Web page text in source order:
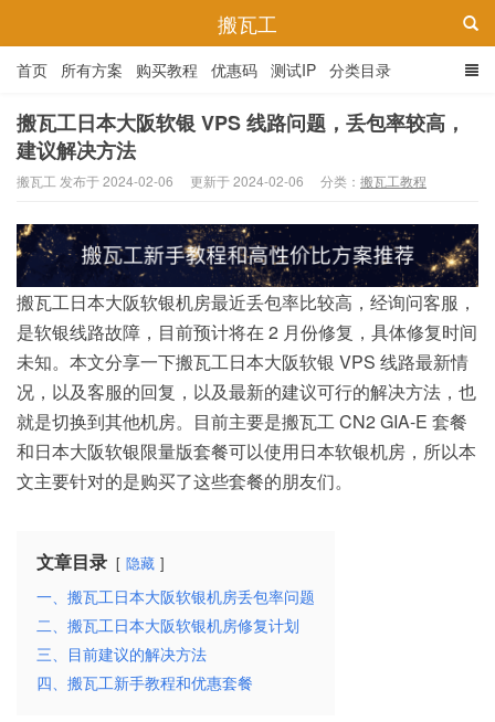
搬瓦工
首页 所有方案 购买教程 优惠码 测试IP 分类目录
搬瓦工日本大阪软银 VPS 线路问题，丢包率较高，
建议解决方法
搬瓦工 发布于 2024-02-06 更新于 2024-02-06 分类： 搬瓦工教程
搬瓦工日本大阪软银机房最近丢包率比较高，经询问客服，
是软银线路故障，目前预计将在 2 月份修复，具体修复时间
未知。本文分享一下搬瓦工日本大阪软银 VPS 线路最新情
况，以及客服的回复，以及最新的建议可行的解决方法，也
就是切换到其他机房。目前主要是搬瓦工 CN2 GIA-E 套餐
和日本大阪软银限量版套餐可以使用日本软银机房，所以本
文主要针对的是购买了这些套餐的朋友们。
文章目录 隐藏
一、搬瓦工日本大阪软银机房丢包率问题
二、搬瓦工日本大阪软银机房修复计划
三、目前建议的解决方法
四、搬瓦工新手教程和优惠套餐